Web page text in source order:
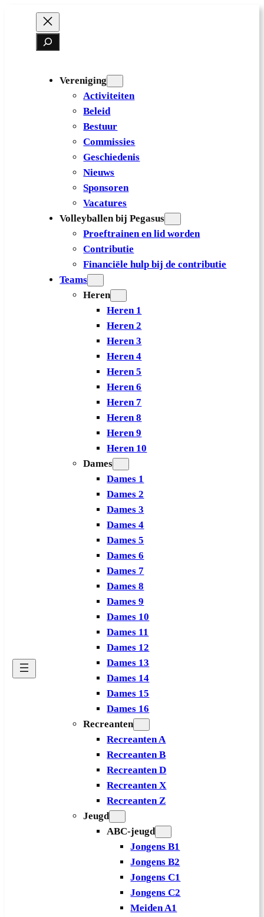
Zoeken
Vereniging
Activiteiten
Beleid
Bestuur
Commissies
Geschiedenis
Nieuws
Sponsoren
Vacatures
Volleyballen bij Pegasus
Proeftrainen en lid worden
Contributie
Financiële hulp bij de contributie
Teams
Heren
Heren 1
Heren 2
Heren 3
Heren 4
Heren 5
Heren 6
Heren 7
Heren 8
Heren 9
Heren 10
Dames
Dames 1
Dames 2
Dames 3
Dames 4
Dames 5
Dames 6
Dames 7
Dames 8
Dames 9
Dames 10
Dames 11
Dames 12
Dames 13
Dames 14
Dames 15
Dames 16
Recreanten
Recreanten A
Recreanten B
Recreanten D
Recreanten X
Recreanten Z
Jeugd
ABC-jeugd
Jongens B1
Jongens B2
Jongens C1
Jongens C2
Meiden A1